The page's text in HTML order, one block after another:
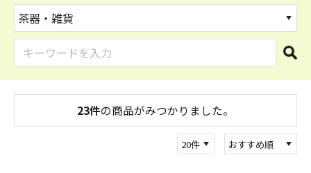
23件の商品がみつかりました。